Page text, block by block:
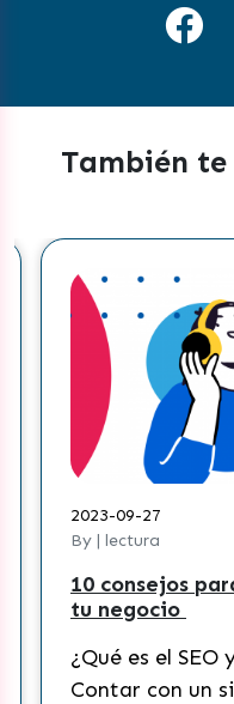
También
2023-09-27
By | lectura
10 consejos
tu negocio
¿Qué es el SEO
Contar con un